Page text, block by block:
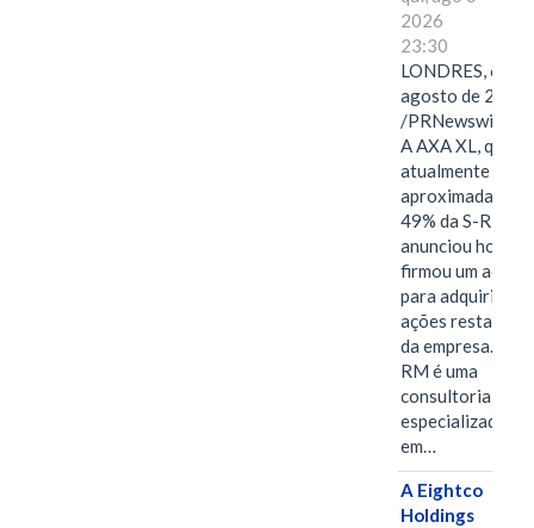
2026
23:30
LONDRES, 6 de
agosto de 2026
/PRNewswire/ --
A AXA XL, que
atualmente
49% da S-RM,
anunciou hoje
firmou um
para adquirir as
ações restantes
da empresa. A S-
RM é uma
consultoria
especializada
em…
A Eightco
Holdings